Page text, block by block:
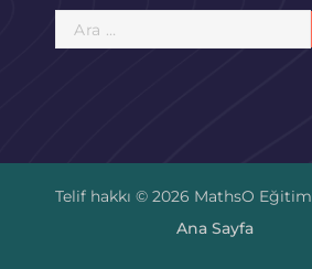
Arama:
Telif hakkı © 2026 MathsO Eğitim
Ana Sayfa